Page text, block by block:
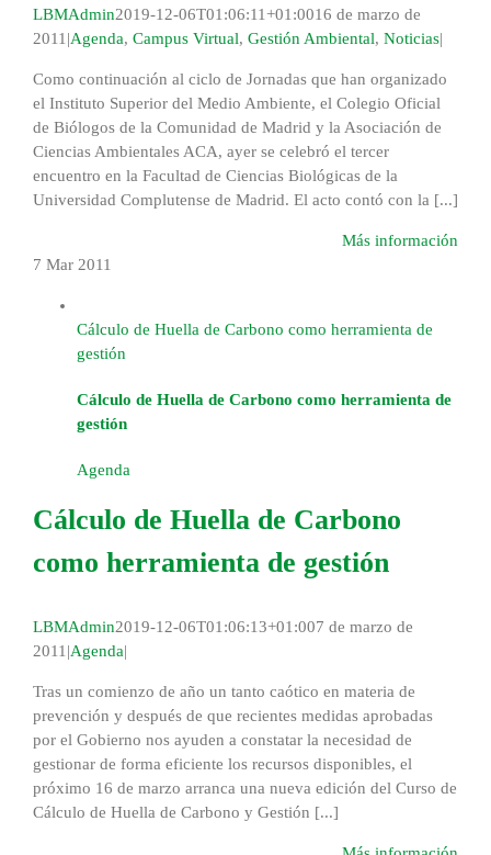
LBMAdmin2019-12-06T01:06:11+01:0016 de marzo de
2011 |Agenda, Campus Virtual, Gestión Ambiental, Noticias|
Como continuación al ciclo de Jornadas que han organizado
el Instituto Superior del Medio Ambiente, el Colegio Oficial
de Biólogos de la Comunidad de Madrid y la Asociación de
Ciencias Ambientales ACA, ayer se celebró el tercer
encuentro en la Facultad de Ciencias Biológicas de la
Universidad Complutense de Madrid. El acto contó con la [...]
Más información
7 Mar 2011
Cálculo de Huella de Carbono como herramienta de
gestión
Cálculo de Huella de Carbono como herramienta de
gestión
Agenda
Cálculo de Huella de Carbono
como herramienta de gestión
LBMAdmin2019-12-06T01:06:13+01:007 de marzo de
2011|Agenda|
Tras un comienzo de año un tanto caótico en materia de
prevención y después de que recientes medidas aprobadas
por el Gobierno nos ayuden a constatar la necesidad de
gestionar de forma eficiente los recursos disponibles, el
próximo 16 de marzo arranca una nueva edición del Curso de
Cálculo de Huella de Carbono y Gestión [...]